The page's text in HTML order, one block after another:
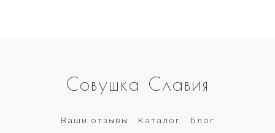
Совушка Славия
Ваши отзывы Каталог
Блог